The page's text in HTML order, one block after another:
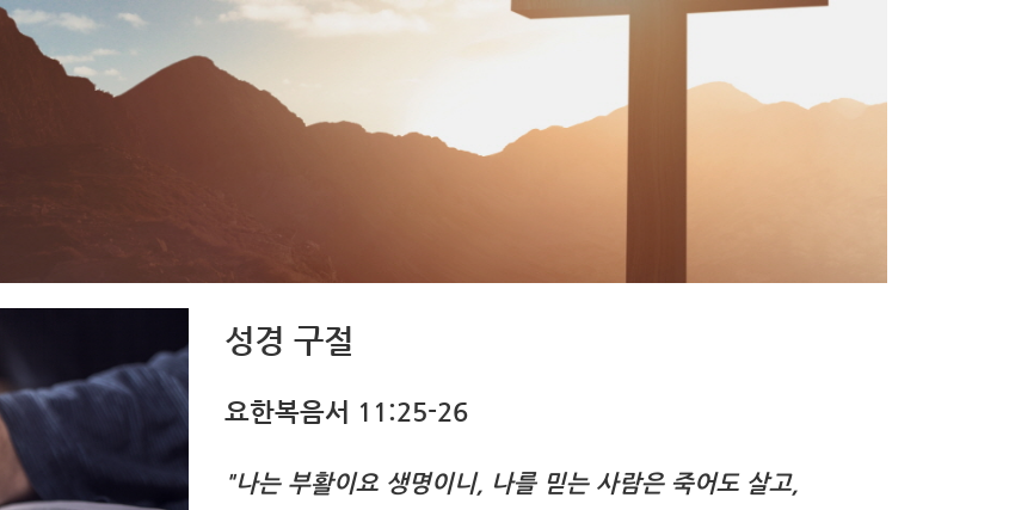
성경 구절
요한복음서 11:25-26
"나는 부활이요 생명이니, 나를 믿는 사람은 죽어도 살고,